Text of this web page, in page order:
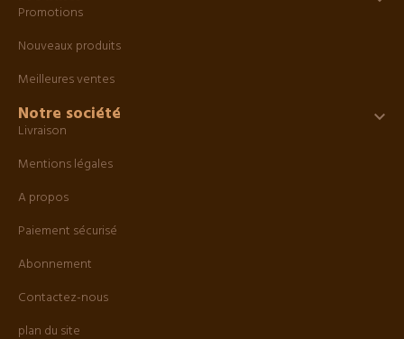
Promotions
Nouveaux produits
Meilleures ventes
Notre société 
Livraison
Mentions légales
A propos
Paiement sécurisé
Abonnement
Contactez-nous
plan du site